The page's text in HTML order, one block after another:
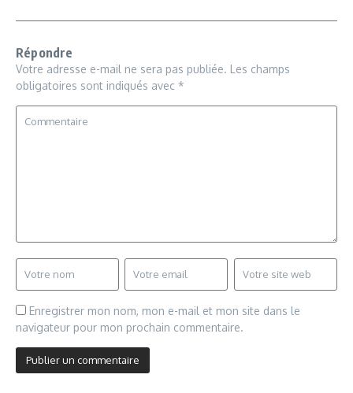
Répondre
Votre adresse e-mail ne sera pas publiée. Les champs
obligatoires sont indiqués avec *
Enregistrer mon nom, mon e-mail et mon site dans le
navigateur pour mon prochain commentaire.